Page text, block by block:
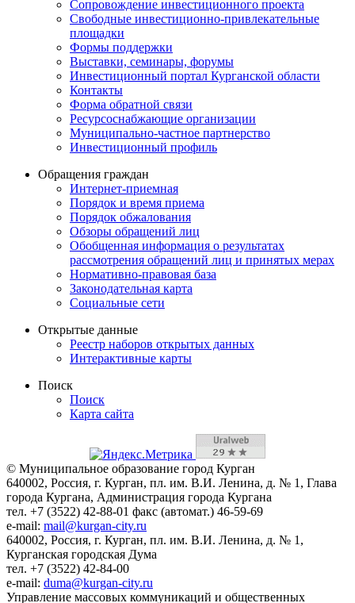
Сопровождение инвестиционного проекта
Свободные инвестиционно-привлекательные
площадки
Формы поддержки
Выставки, семинары, форумы
Инвестиционный портал Курганской области
Контакты
Форма обратной связи
Ресурсоснабжающие организации
Муниципально-частное партнерство
Инвестиционный профиль
Обращения граждан
Интернет-приемная
Порядок и время приема
Порядок обжалования
Обзоры обращений лиц
Обобщенная информация о результатах
рассмотрения обращений лиц и принятых мерах
Нормативно-правовая база
Законодательная карта
Социальные сети
Открытые данные
Реестр наборов открытых данных
Интерактивные карты
Поиск
Поиск
Карта сайта
© Муниципальное образование город Курган
640002, Россия, г. Курган, пл. им. В.И. Ленина, д. № 1, Глава
города Кургана, Администрация города Кургана
тел. +7 (3522) 42-88-01 факс (автомат.) 46-59-69
e-mail: mail@kurgan-city.ru
640002, Россия, г. Курган, пл. им. В.И. Ленина, д. № 1,
Курганская городская Дума
тел. +7 (3522) 42-84-00
e-mail: duma@kurgan-city.ru
Управление массовых коммуникаций и общественных